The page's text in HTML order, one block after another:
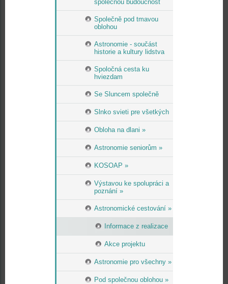
společnou budoucnost
Společně pod tmavou
oblohou
Astronomie - součást
historie a kultury lidstva
Spoločná cesta ku
hviezdam
Se Sluncem společně
Slnko svieti pre všetkých
Obloha na dlani »
Astronomie seniorům »
KOSOAP »
Výstavou ke spolupráci a
poznání »
Astronomické cestování »
Informace z realizace
Akce projektu
Astronomie pro všechny »
Pod společnou oblohou »